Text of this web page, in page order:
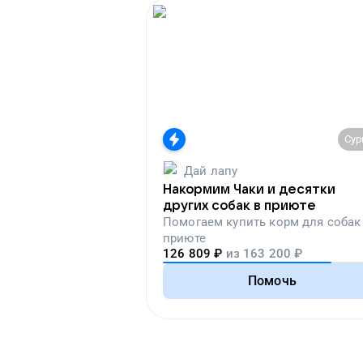
Дай лапу
Накормим Чаки и десятки
других собак в приюте
Помогаем купить корм для
приюте
126 809 ₽ из 163 200 ₽
Помочь